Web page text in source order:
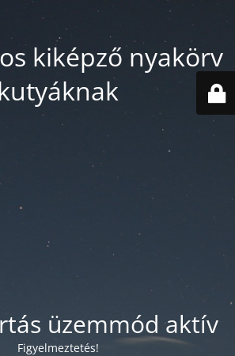
kiképző nyakörv
üzemmód aktív
Figyelmeztetés!